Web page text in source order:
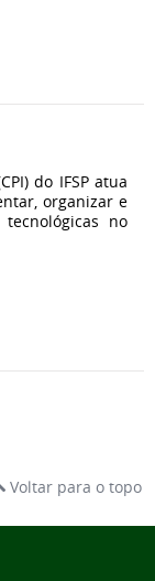
do IFSP atua
organizar e
no
Voltar para o topo